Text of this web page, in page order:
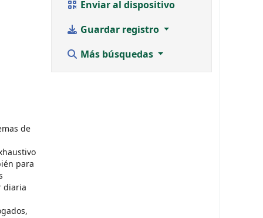
de
para
diaria
Enviar al dispositivo
Guardar registro
Más búsquedas